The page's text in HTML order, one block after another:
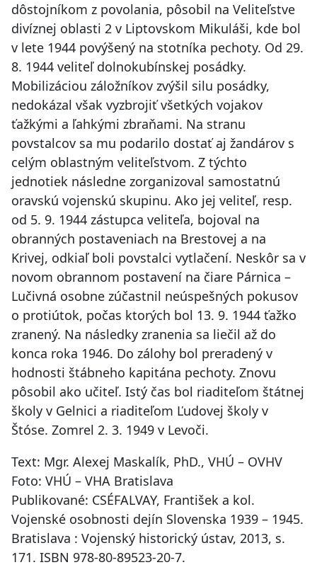
dôstojníkom z povolania, pôsobil na Veliteľstve
divíznej oblasti 2 v Liptovskom Mikuláši, kde bol
v lete 1944 povýšený na stotníka pechoty. Od 29.
8. 1944 veliteľ dolnokubínskej posádky.
Mobilizáciou záložníkov zvýšil silu posádky,
nedokázal však vyzbrojiť všetkých vojakov
ťažkými a ľahkými zbraňami. Na stranu
povstalcov sa mu podarilo dostať aj žandárov s
celým oblastným veliteľstvom. Z týchto
jednotiek následne zorganizoval samostatnú
oravskú vojenskú skupinu. Ako jej veliteľ, resp.
od 5. 9. 1944 zástupca veliteľa, bojoval na
obranných postaveniach na Brestovej a na
Krivej, odkiaľ boli povstalci vytlačení. Neskôr sa v
novom obrannom postavení na čiare Párnica –
Lučivná osobne zúčastnil neúspešných pokusov
o protiútok, počas ktorých bol 13. 9. 1944 ťažko
zranený. Na následky zranenia sa liečil až do
konca roka 1946. Do zálohy bol preradený v
hodnosti štábneho kapitána pechoty. Znovu
pôsobil ako učiteľ. Istý čas bol riaditeľom štátnej
školy v Gelnici a riaditeľom Ľudovej školy v
Štóse. Zomrel 2. 3. 1949 v Levoči.
Text: Mgr. Alexej Maskalík, PhD., VHÚ – OVHV
Foto: VHÚ – VHA Bratislava
Publikované: CSÉFALVAY, František a kol.
Vojenské osobnosti dejín Slovenska 1939 – 1945.
Bratislava : Vojenský historický ústav, 2013, s.
171. ISBN 978-80-89523-20-7.